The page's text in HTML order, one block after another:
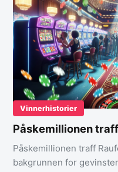
Vinnerhistorier
Påskemillionen
Påskemillionen traff
bakgrunnen for